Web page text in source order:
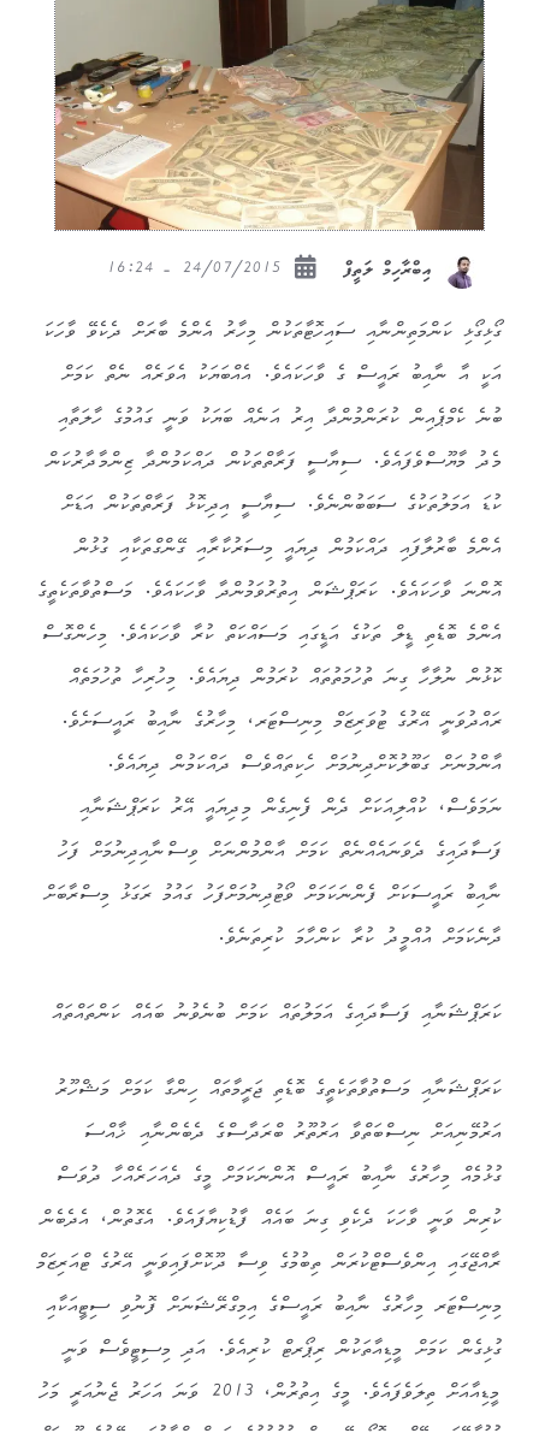
އިބްރާހިމް ލަތީފް
ގޯޅިގޯޅި ކަންމަތިންނާއި ސައިހޮޓާތަކުން މިހާރު އެންމެ ބާރަށް ދެކެވޭ ވާހަކަ
އަކީ އާ ނާއިބު ރައީސް ގެ ވާހަކައެވެ. އެއްބަޔަކު އެވަރެއް ނެތް ކަމަށް
ބުނެ ކެމްޕެއިން ކުރަންމުންދާ އިރު އަނެއް ބަޔަކު ވަނީ ގައުމުގެ ހާލަތާއި
މެދު މާޔޫސްވެފައެވެ. ސިޔާސީ ފަރާތްތަކުން ދައްކަމުންދާ ޒިންމާދާރުކަން
ކުޑަ އަމަލުތަކުގެ ސަބަބުންނެވެ. ސިޔާސީ އިދިކޮޅު ފަރާތްތަކުން އަޑަށް
އެންމެ ބާރުލާފައި ދައްކަމުން ދިޔައީ މިސަރުކާރާއި ގޭންގްތަކާއި ގުޅުން
އޮންނަ ވާހަކައެވެ. ކަރަޕްޝަން އިތުރުވަމުންދާ ވާހަކައެވެ. މަސްތުވާތަކެތީގެ
އެންމެ ބޮޑެތި ޑީލް ތަކުގެ އަޑީގައި މަސައްކަތް ކުރާ ވާހަކައެވެ. މިހެންގޮސް
ކޮޅުން ނުލާހާ ގިނަ ތުހުމަތުތައް ކުރަމުން ދިޔައެވެ. މިހުރިހާ ތުހުމަތެއް
ރައްދުވަނީ އޭރުގެ ޓުވަރިޒަމް މިނިސްޓަރ، މިހާރުގެ ނާއިބު ރައީސަށެވެ.
އާންމުނަށް ގަބޫލުކޮށްދިނުމަށް ހެކިތައްވެސް ދައްކަމުން ދިޔައެވެ.
ނަމަވެސް، ކުއްލިއަކަށް ދެން ފެނިގެން މިދިޔައީ އޭރު ކަރަޕްޝަނާއި
ފަސާދައިގެ ދެވަނައެއްނެތް ކަމަށް އާންމުންނަށް ވިސްނާއިދިނުމަށް ފަހު
ނާއިބު ރައީސަކަށް ފެންނަކަމަށް ވޯޓުދިނުމަށްފަހު ގައުމު ރަގަޅު މިސްރާބަށް
ދާނެކަމަށް އުއްމީދު ކުރާ ކަންހާމަ ކުރިތަނެވެ.
ކަރަޕްޝަނާއި ފަސާދައިގެ އަމަލުތައް ކަމަށް ބުނެވުނު ބައެއް ކަންތައްތައް
ކަރަޕްޝަނާއި މަސްތުވާތަކެތީގެ ބޮޑެތި ޖަރީމާތައް ހިންގާ ކަމަށް މަޝްހޫރު
އަރުމޭނިއަށް ނިސްބަތްވާ އަރުތޫރު ބްރަދާސްގެ ދެބެންނާއި ޚާއްސަ
ގުޅުމެއް މިހާރުގެ ނާއިބު ރައީސް އޮންނަކަމަށް މީގެ ދެއަހަރެއްހާ ދުވަސް
ކުރިން ވަނީ ވާހަކަ ދެކެވި ގިނަ ބައެއް ފާޑުކިޔާފައެވެ. އެގޮތުން، އެދެބެން
ރާއްޖޭގައި އިންވެސްޓްކުރަން ތިބުމުގެ ވިސާ ދޫކޮށްފައިވަނީ އޭރުގެ ޓްއަރިޒަމް
މިނިސްޓަރ މިހާރުގެ ނާއިބު ރައީސްގެ އިމިގްރޭޝަނަށް ފޮނުވި ސިޓީއަކާއި
ގުޅިގެން ކަމަށް މީޑިއާތަކުން ރިޕޯރޓް ކުރިއެވެ. އަދި މިސިޓީވެސް ވަނީ
މީޑިއާއަށް ތިލަވެފައެވެ. މީގެ އިތުރުން، 2013 ވަނަ އަހަރު ޖެނުއަރީ މަހު